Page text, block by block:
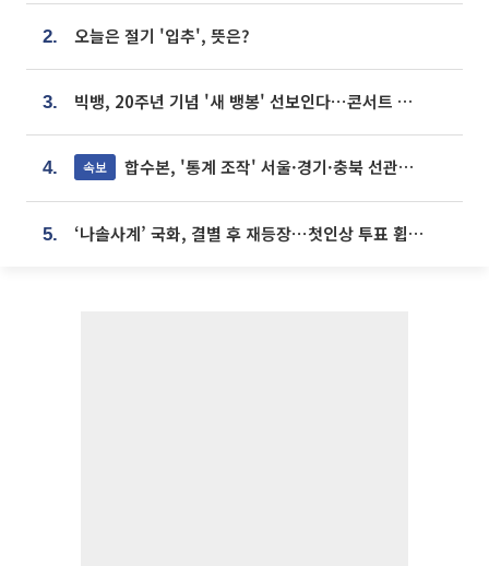
2. 오늘은 절기 '입추', 뜻은?
3. 빅뱅, 20주년 기념 '새 뱅봉' 선보인다⋯콘서트 앞두고 팝업 개최
4. 속보 합수본, '통계 조작' 서울·경기·충북 선관위 등 추가 압수수색
5. ‘나솔사계’ 국화, 결별 후 재등장⋯첫인상 투표 휩쓸고 ‘인기녀’ 등극